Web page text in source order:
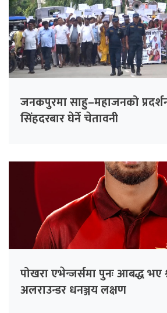
जनकपुरमा साहु–महाजनको
सिंहदरबार घेर्ने चेतावनी
पोखरा एभेन्जर्समा पुनः आबद्ध भए
अलराउन्डर धनञ्जय लक्षण